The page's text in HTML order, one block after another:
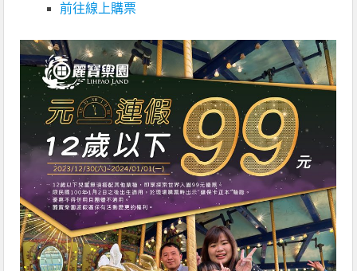
前往線上購票